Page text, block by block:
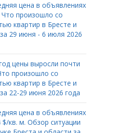
цена в объявлениях
Что произошло со
квартир в Бресте и
29 июня - 6 июля 2026
цены выросли почти
произошло со
квартир в Бресте и
22-29 июня 2026 года
цена в объявлениях
кв. м. Обзор ситуации